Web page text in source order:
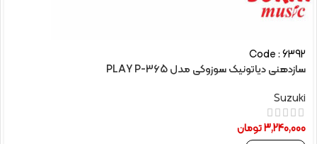
Code : 6392
سازدهنی دیاتونیک سوزوکی مدل PLAY P-365
Suzuki
3,240,000تومان